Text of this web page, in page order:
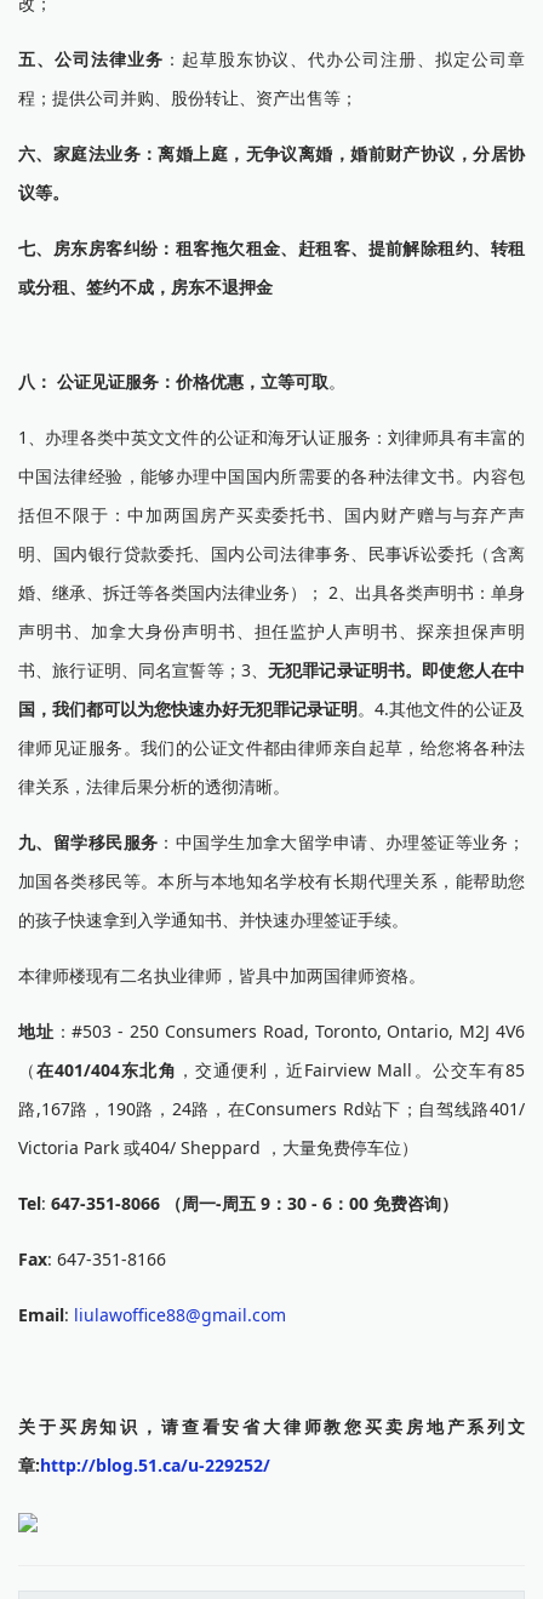
五、公司法律业务 ：起草股东协议、代办公司注册、拟定公司章
程；提供公司并购、股份转让、资产出售等；
六、家庭法业务：离婚上庭，无争议离婚，婚前财产协议，分居协
议等。
七、房东房客纠纷：租客拖欠租金、赶租客、提前解除租约、转租
或分租、签约不成，房东不退押金
八： 公证见证服务：价格优惠，立等可取。
1、办理各类中英文文件的公证和海牙认证服务：刘律师具有丰富的
中国法律经验，能够办理中国国内所需要的各种法律文书。内容包
括但不限于：中加两国房产买卖委托书、国内财产赠与与弃产声
明、国内银行贷款委托、国内公司法律事务、民事诉讼委托（含离
婚、继承、拆迁等各类国内法律业务）； 2、出具各类声明书：单身
声明书、加拿大身份声明书、担任监护人声明书、探亲担保声明
书、旅行证明、同名宣誓等；3、 无犯罪记录证明书。即使您人在中
国，我们都可以为您快速办好无犯罪记录证明。4.其他文件的公证及
律师见证服务。我们的公证文件都由律师亲自起草，给您将各种法
律关系，法律后果分析的透彻清晰。
九、留学移民服务 ：中国学生加拿大留学申请、办理签证等业务；
加国各类移民等。本所与本地知名学校有长期代理关系，能帮助您
的孩子快速拿到入学通知书、并快速办理签证手续。
本律师楼现有二名执业律师，皆具中加两国律师资格。
地址 ：#503 - 250 Consumers Road, Toronto, Ontario, M2J 4V6
（在401/404东北角 ，交通便利，近Fairview Mall。公交车有85
路,167路，190路，24路，在Consumers Rd站下；自驾线路401/
Victoria Park 或404/ Sheppard ，大量免费停车位）
Tel: 647-351-8066 （周一-周五 9：30 - 6：00 免费咨询）
Fax: 647-351-8166
Email: liulawoffice88@gmail.com
关于买房知识，请查看安省大律师教您买卖房地产系列文
章:http://blog.51.ca/u-229252/